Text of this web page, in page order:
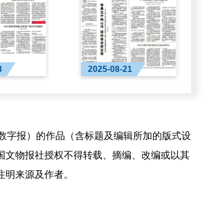
2025-08-21
报）的作品（含标题及编辑所加的版式设
文物报社授权不得转载、摘编、改编或以其
来源及作者。